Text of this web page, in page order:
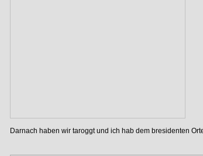
Darnach haben wir taroggt und ich hab dem bresidenten